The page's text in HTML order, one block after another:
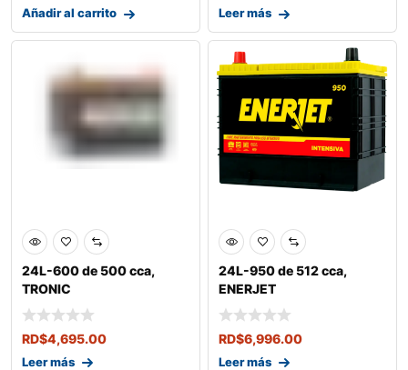
Añadir al carrito Leer más
24L-600 de 500 cca,
TRONIC
RD$4,695.00
Leer más
24L-950 de 512 cca,
ENERJET
RD$6,996.00
Leer más